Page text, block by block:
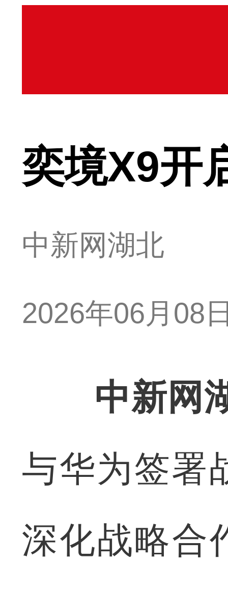
奕境X9开
中新网湖北
2026年06月08
中新网
与华为签
深化战略合